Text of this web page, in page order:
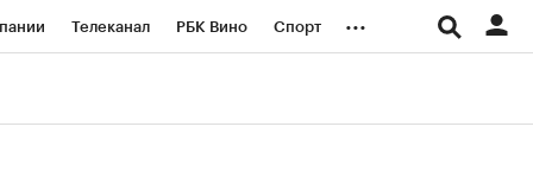
Телеканал РБК Вино Спорт ...